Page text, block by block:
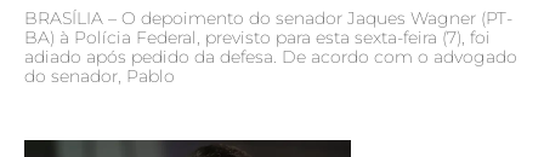
BRASÍLIA – O depoimento do senador Jaques Wagner (PT-
BA) à Polícia Federal, previsto para esta sexta-feira (7), foi
adiado após pedido da defesa. De acordo com o advogado
do senador, Pablo